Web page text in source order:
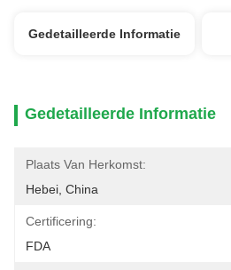
Gedetailleerde Informatie
Gedetailleerde Informatie
Plaats Van Herkomst:
Hebei, China
Certificering:
FDA